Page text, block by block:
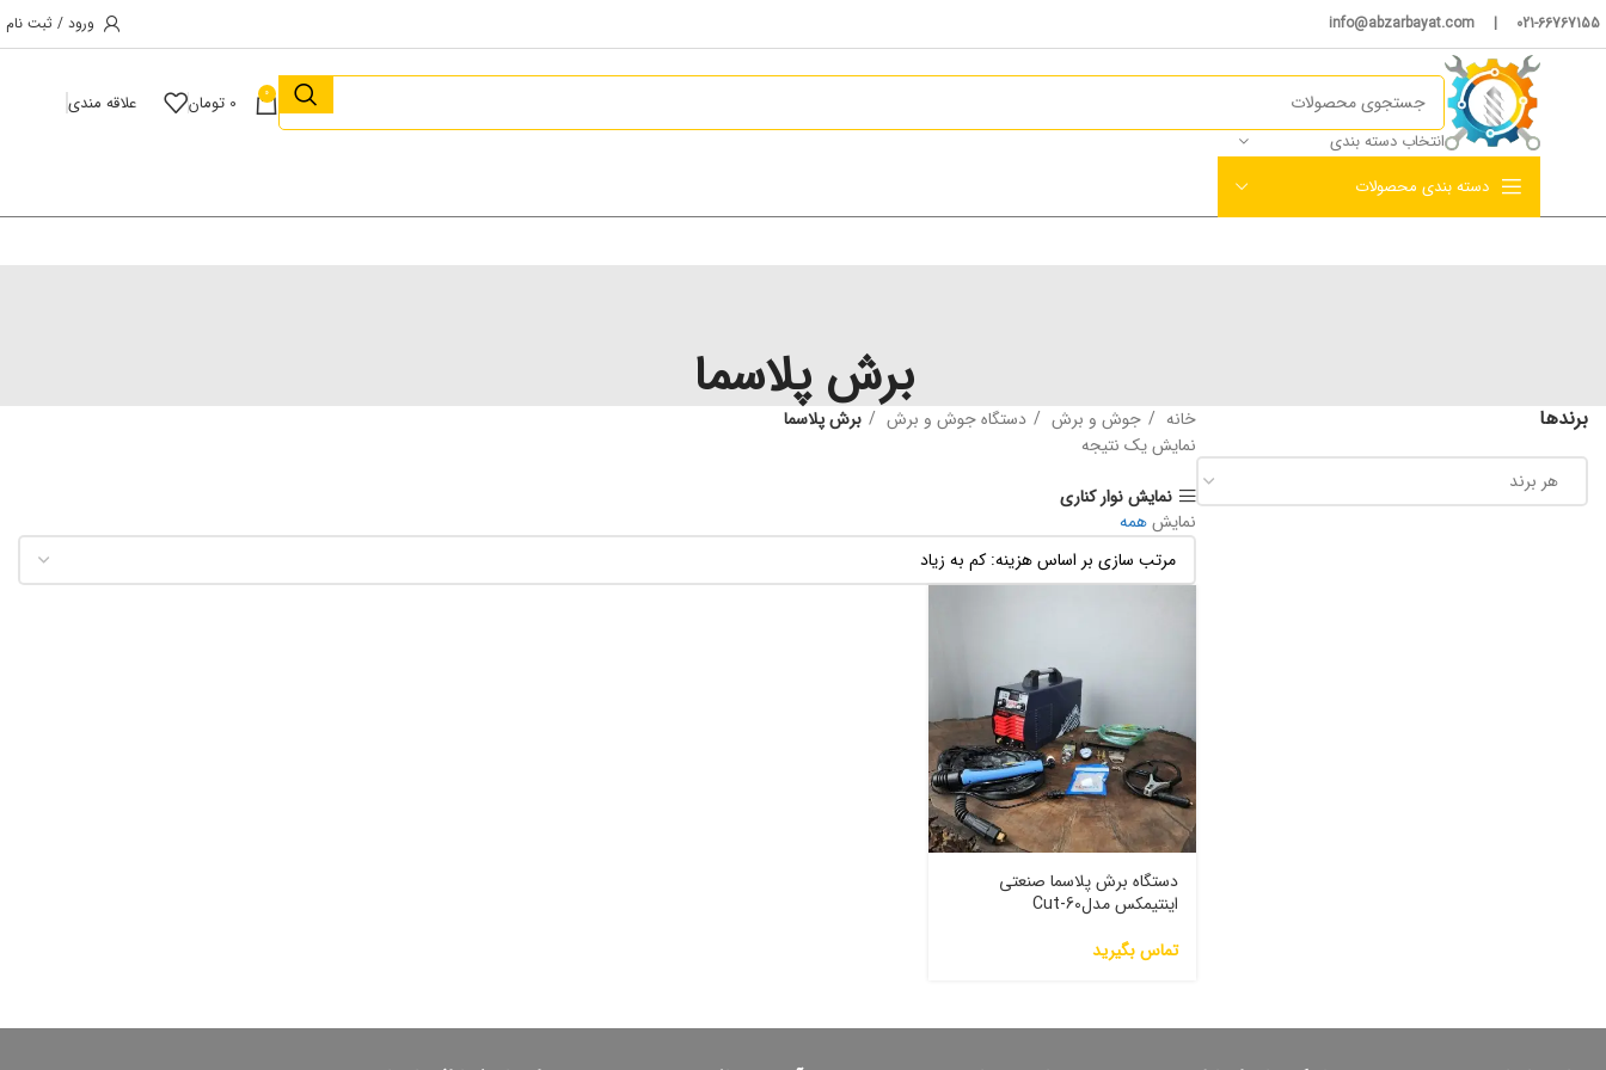
021-66767155 | info@abzarbayat.com ورود / ثبت نام
انتخاب دسته بندی
0
0 تومان علاقه مندی
دسته بندی محصولات
برش پلاسما
برندها
هر برند
خانه جوش و برش دستگاه جوش و برش
برش پلاسما
نمایش یک نتیجه
نمایش نوار کناری
نمایشهمه
دستگاه برش پلاسما صنعتی
اینتیمکس مدلCut-60
تماس بگیرید